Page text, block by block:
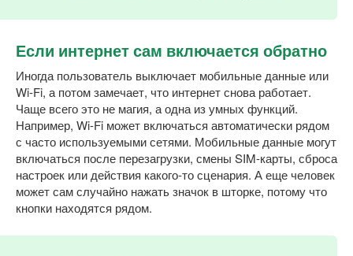
Если интернет сам включается обратно
Иногда пользователь выключает мобильные данные или
Wi-Fi, а потом замечает, что интернет снова работает.
Чаще всего это не магия, а одна из умных функций.
Например, Wi-Fi может включаться автоматически рядом
с часто используемыми сетями. Мобильные данные могут
включаться после перезагрузки, смены SIM-карты, сброса
настроек или действия какого-то сценария. А еще человек
может сам случайно нажать значок в шторке, потому что
кнопки находятся рядом.